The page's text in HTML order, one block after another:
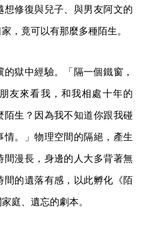
想修復與兒子、與男友阿文的
，竟可以有那麼多種陌生。
獄中經驗。「隔一個鐵窗，
友來看我，和我相處十年的
陌生？因為我不知道你跟我碰
情。」物理空間的隔絕，產生
間漫長，身邊的人大多背著無
的遺落有感，以此孵化《陌
庭、遺忘的劇本。